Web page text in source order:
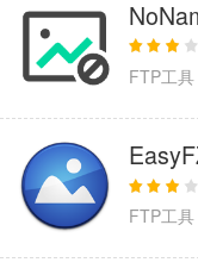
FTP工具
FTP工具